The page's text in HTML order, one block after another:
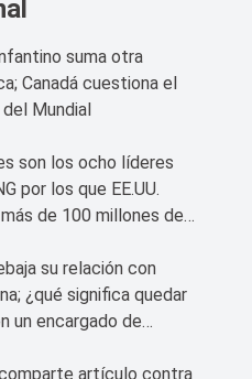
suma otra
Canadá cuestiona el
Mundial
son los ocho líderes
por los que EE.UU.
de 100 millones de
su relación con
¿qué significa quedar
un encargado de
artículo contra